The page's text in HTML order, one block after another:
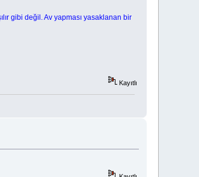
gibi değil. Av yapması yasaklanan bir
Kayıtlı